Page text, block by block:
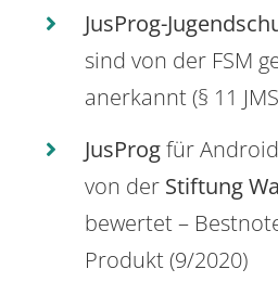
JusProg-
sind von der FSM
anerkannt (§ 11
JusProgfür
von der Stiftung
bewertet –
Produkt (9/2020)